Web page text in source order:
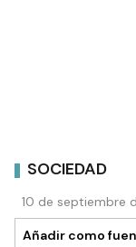
SOCIEDAD
10 de septiembre
Añadir como